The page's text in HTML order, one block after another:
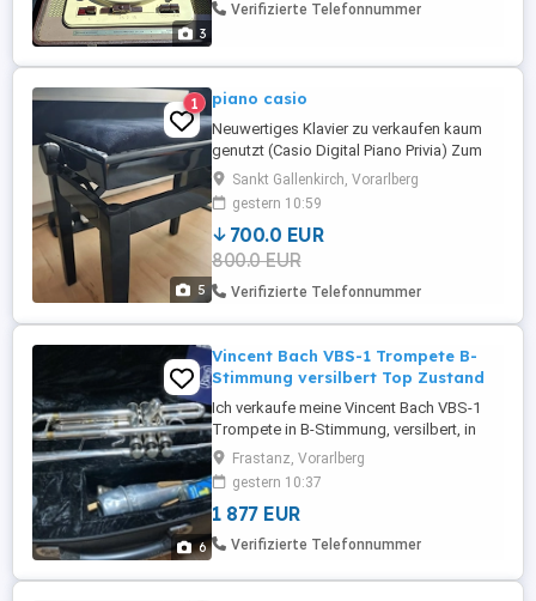
3
Verifizierte Telefonnummer
5
1 piano casio
Neuwertiges Klavier zu verkaufen kaum
genutzt (Casio Digital Piano Privia) Zum
Verkauf steht ein vor drei Jahren
gekauftes Casio Digital Piano Privia in
absolut neuwertigem Zustand. Es wurde
insgesamt nur etwa 7 Stunden gespielt
und stand seitdem geschützt im
Wohnraum. Die sehr angenehmen,
dynamischen ...
Sankt Gallenkirch, Vorarlberg
gestern 10:59
700.0 EUR
800.0 EUR
Verifizierte Telefonnummer
6
Vincent Bach VBS-1 Trompete B-
Stimmung versilbert Top Zustand
Ich verkaufe meine Vincent Bach VBS-1
Trompete in B-Stimmung, versilbert, in
sehr gutem Zustand, da sie nur wenig
gespielt wurde. BJ 2013 Die Trompete ist
technisch und optisch einwandfrei und
eignet sich ideal für ambitionierte
Anfänger bis Fortgeschrittene.
Frastanz, Vorarlberg
gestern 10:37
1 877 EUR
Verifizierte Telefonnummer